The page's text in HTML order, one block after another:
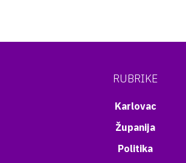
RUBRIKE
Karlovac
Županija
Politika